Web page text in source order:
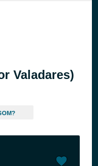
Valadares)